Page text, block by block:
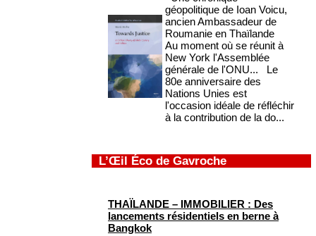
géopolitique de Ioan Voicu,
ancien Ambassadeur de
Roumanie en Thaïlande
Au moment où se réunit à
New York l'Assemblée
générale de l'ONU... Le
80e anniversaire des
Nations Unies est
l'occasion idéale de réfléchir
à la contribution de la do...
L’Œil Éco de Gavroche
THAÏLANDE – IMMOBILIER : Des
lancements résidentiels en berne à
Bangkok